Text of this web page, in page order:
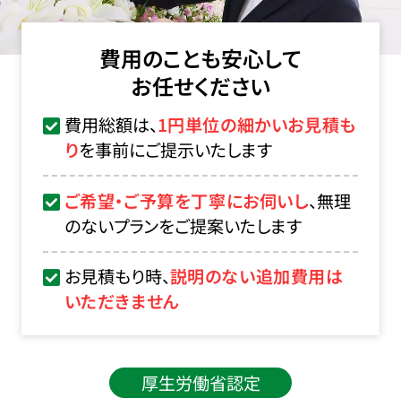
費用のことも安心して
お任せください
費用総額は、1円単位の細かいお見積も
りを事前にご提示いたします
ご希望・ご予算を丁寧にお伺いし、無理
のないプランをご提案いたします
お見積もり時、説明のない追加費用は
いただきません
厚生労働省認定